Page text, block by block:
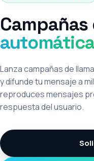
Campañas
Lanza campañas de
y difunde tu mensaje a
reproduces mensajes
respuesta del usuario.